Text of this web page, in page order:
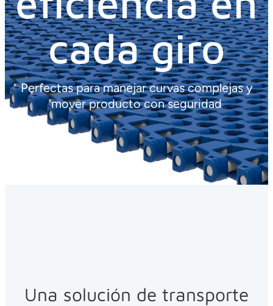
cada giro
Perfectas para manejar curvas complejas y
mover producto con seguridad
Una solución de transporte